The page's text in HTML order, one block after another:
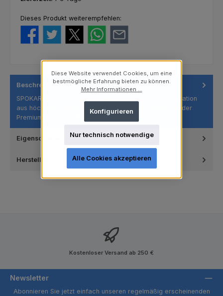
Dieses Produkt weiterempfehlen:
Beschreibung
SPOKAR X SOFT ZahnbürsteEntdecken Sie die Kombination
aus höchster Funktionalität und modernem Design mit der
Premium- Zahnb…
Eigenschaften
Hersteller
Kostenloser Versand ab 250 €
Newsletter
Abonnieren Sie jetzt einfach unseren regelmäßig erscheinenden
Diese Website verwendet Cookies, um eine
bestmögliche Erfahrung bieten zu können.
Mehr Informationen ...
Nur technisch notwendige
Konfigurieren
Alle Cookies akzeptieren